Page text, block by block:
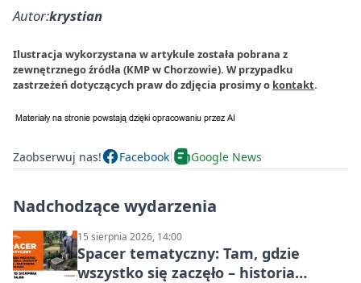
Autor:krystian
Ilustracja wykorzystana w artykule została pobrana z
zewnętrznego źródła (KMP w Chorzowie). W przypadku
zastrzeżeń dotyczących praw do zdjęcia prosimy o kontakt.
Zaobserwuj nas! Facebook Google News
Nadchodzące wydarzenia
15 sierpnia 2026, 14:00
Spacer tematyczny: Tam, gdzie
wszystko się zaczęło – historia